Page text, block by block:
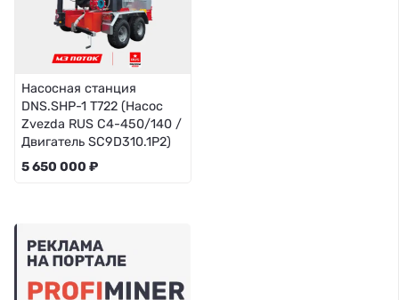
Насосная станция
DNS.SHP-1 T722 (Насос
Zvezda RUS C4-450/140 /
Двигатель SC9D310.1P2)
5 650 000 ₽